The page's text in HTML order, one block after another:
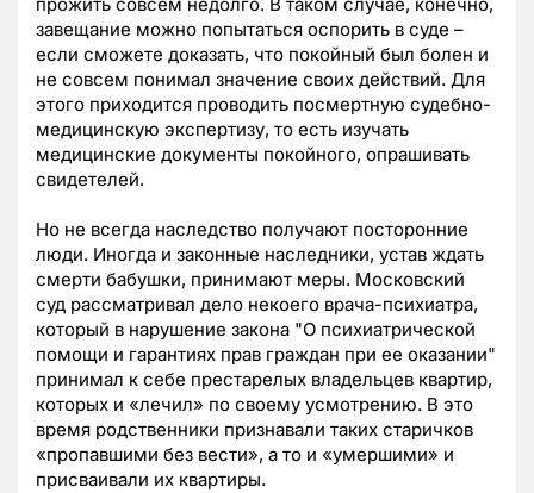
прожить совсем недолго. В таком случае, конечно,
завещание можно попытаться оспорить в суде –
если сможете доказать, что покойный был болен и
не совсем понимал значение своих действий. Для
этого приходится проводить посмертную судебно-
медицинскую экспертизу, то есть изучать
медицинские документы покойного, опрашивать
свидетелей.
Но не всегда наследство получают посторонние
люди. Иногда и законные наследники, устав ждать
смерти бабушки, принимают меры. Московский
суд рассматривал дело некоего врача-психиатра,
который в нарушение закона "О психиатрической
помощи и гарантиях прав граждан при ее оказании"
принимал к себе престарелых владельцев квартир,
которых и «лечил» по своему усмотрению. В это
время родственники признавали таких старичков
«пропавшими без вести», а то и «умершими» и
присваивали их квартиры.